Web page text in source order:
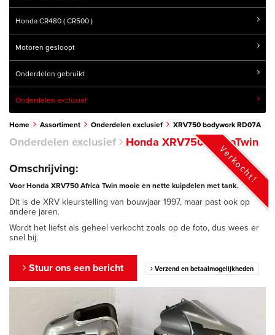
Honda CR480 ( CR500 )
Motoren gesloopt
Onderdelen gebruikt
Onderdelen exclusief
Home Assortiment Onderdelen exclusief XRV750 bodywork RD07A
Verkocht!
Onderdelen exclusief
Honda XRV750 AfricaTwin
Omschrijving:
Voor Honda XRV750 Africa Twin mooie en nette kuipdelen met tank.
Dit is de XRV kleurstelling van bouwjaar 1997, maar past ook op
andere jaren.
Wordt het liefst als geheel verkocht zoals op de foto, dus wees er
snel bij.
Stuur ons een bericht Verzend en betaalmogelijkheden